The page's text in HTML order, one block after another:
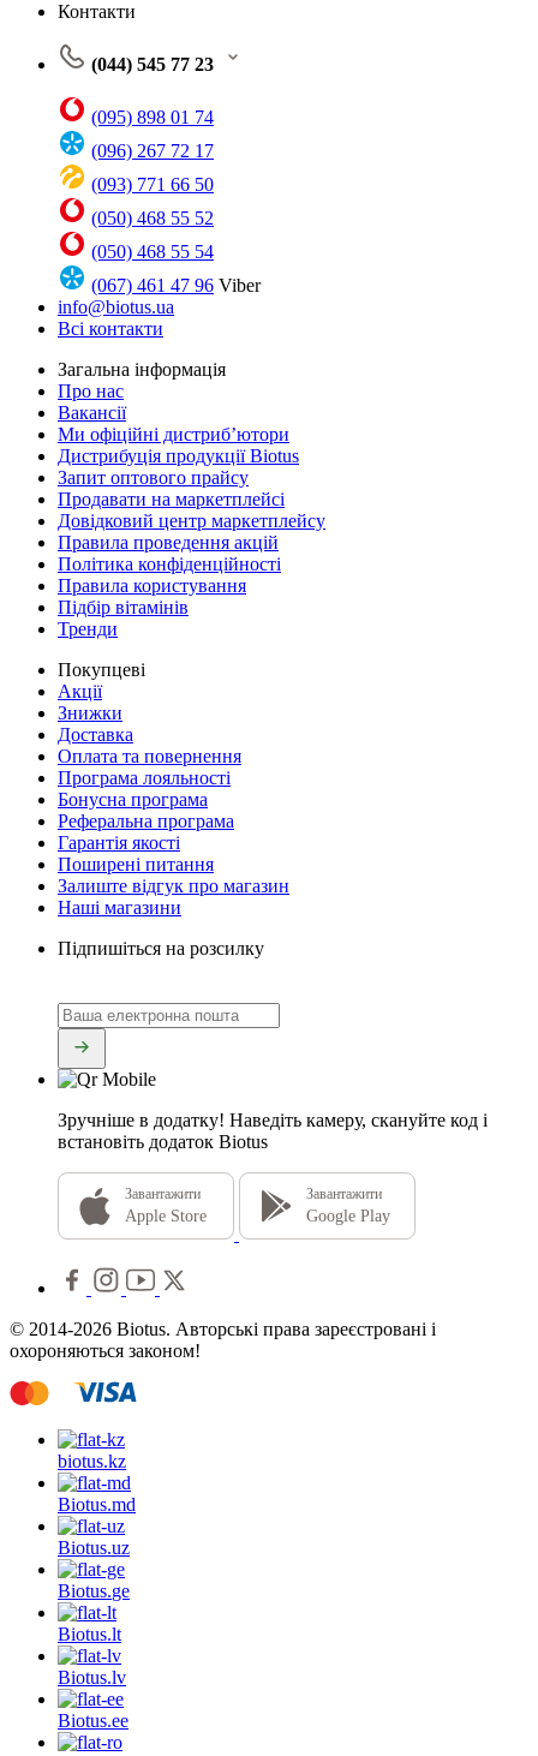
Контакти
(044) 545 77 23
(095) 898 01 74
(096) 267 72 17
(093) 771 66 50
(050) 468 55 52
(050) 468 55 54
(067) 461 47 96 Viber
info@biotus.ua
Всі контакти
Загальна інформація
Про нас
Вакансії
Ми офіційні дистриб’ютори
Дистрибуція продукції Biotus
Запит оптового прайсу
Продавати на маркетплейсі
Довідковий центр маркетплейсу
Правила проведення акцій
Політика конфіденційності
Правила користування
Підбір вітамінів
Тренди
Покупцеві
Акції
Знижки
Доставка
Оплата та повернення
Програма лояльності
Бонусна програма
Реферальна програма
Гарантія якості
Поширені питання
Залиште відгук про магазин
Наші магазини
Підпишіться на розсилку
Зручніше в додатку! Наведіть камеру, скануйте код і
встановіть додаток Biotus
Завантажити
Apple Store
Завантажити
Google Play
© 2014-2026 Biotus. Авторські права зареєстровані і
охороняються законом!
biotus.kz
Biotus.md
Biotus.uz
Biotus.ge
Biotus.lt
Biotus.lv
Biotus.ee